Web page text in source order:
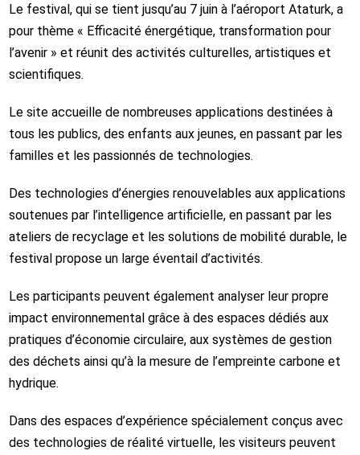
Le festival, qui se tient jusqu’au 7 juin à l’aéroport Ataturk, a
pour thème « Efficacité énergétique, transformation pour
l’avenir » et réunit des activités culturelles, artistiques et
scientifiques.
Le site accueille de nombreuses applications destinées à
tous les publics, des enfants aux jeunes, en passant par les
familles et les passionnés de technologies.
Des technologies d’énergies renouvelables aux applications
soutenues par l’intelligence artificielle, en passant par les
ateliers de recyclage et les solutions de mobilité durable, le
festival propose un large éventail d’activités.
Les participants peuvent également analyser leur propre
impact environnemental grâce à des espaces dédiés aux
pratiques d’économie circulaire, aux systèmes de gestion
des déchets ainsi qu’à la mesure de l’empreinte carbone et
hydrique.
Dans des espaces d’expérience spécialement conçus avec
des technologies de réalité virtuelle, les visiteurs peuvent